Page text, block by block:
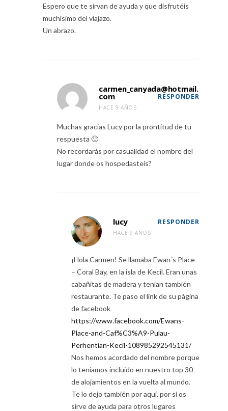
Espero que te sirvan de ayuda y que disfrutéis
muchísimo del viajazo.
Un abrazo.
carmen_canyada@hotmail.
com
HACE 9 AÑOS
RESPONDER
Muchas gracias Lucy por la prontitud de tu
respuesta 🙂
No recordarás por casualidad el nombre del
lugar donde os hospedasteis?
lucy
HACE 9 AÑOS
RESPONDER
¡Hola Carmen! Se llamaba Ewan´s Place
– Coral Bay, en la isla de Kecil. Eran unas
cabañitas de madera y tenían también
restaurante. Te paso el link de su página
de facebook
https://www.facebook.com/Ewans-
Place-and-Caf%C3%A9-Pulau-
Perhentian-Kecil-108985292545131/
Nos hemos acordado del nombre porque
lo teníamos incluido en nuestro top 30
de alojamientos en la vuelta al mundo.
Te lo dejo también por aquí, por si os
sirve de ayuda para otros lugares